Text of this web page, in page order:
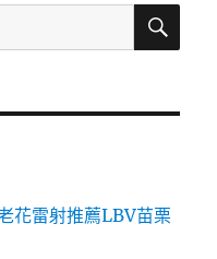
搜
花雷射推薦LBV苗栗